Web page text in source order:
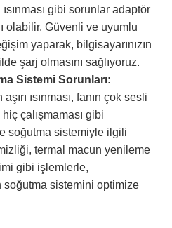
ısınması gibi sorunlar adaptör
olabilir. Güvenli ve uyumlu
yaparak, bilgisayarınızın
şarj olmasını sağlıyoruz.
Sistemi Sorunları:
aşırı ısınması, fanın çok sesli
hiç çalışmaması gibi
soğutma sistemiyle ilgili
termal macun yenileme
gibi işlemlerle,
soğutma sistemini optimize